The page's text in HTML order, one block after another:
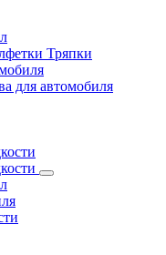
Тряпки
для автомобиля